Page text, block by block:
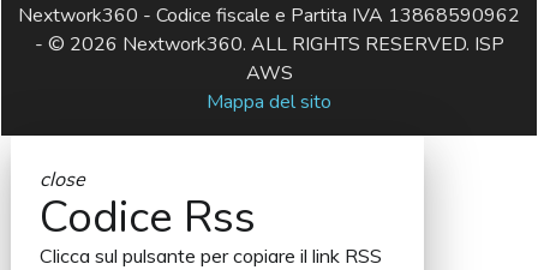
Nextwork360 - Codice fiscale e Partita IVA 13868590962
- © 2026 Nextwork360. ALL RIGHTS RESERVED. ISP
AWS
Mappa del sito
close
Codice Rss
Clicca sul pulsante per copiare il link RSS